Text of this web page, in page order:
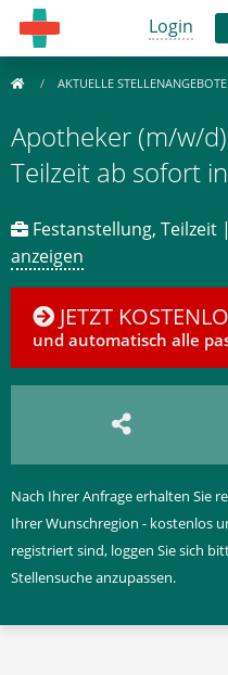
Login
AKTUELLE
Apotheker (m/w/
Teilzeit ab sofort
Festanstellung, Teilzeit |
anzeigen
JETZT
und automatisch alle
Nach Ihrer Anfrage erhalten Sie
Ihrer Wunschregion - kostenlos
registriert sind, loggen Sie sich
Stellensuche anzupassen.